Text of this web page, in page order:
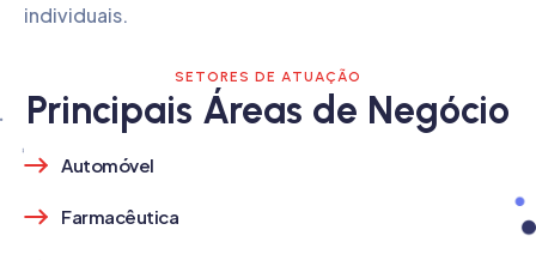
individuais.
SETORES DE ATUAÇÃO
Principais Áreas de Negócio
Automóvel
Farmacêutica